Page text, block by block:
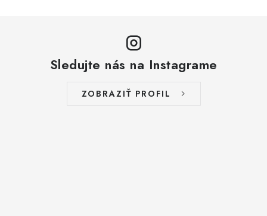
Sledujte nás na Instagrame
ZOBRAZIŤ PROFIL